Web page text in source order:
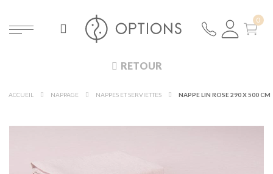
RETOUR
ACCUEIL NAPPAGE NAPPES ET SERVIETTES NAPPE LIN ROSE 290 X 500 CM